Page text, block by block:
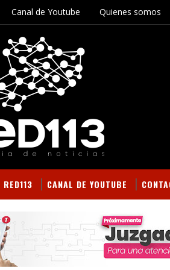
Canal de Youtube Quienes somos
RED113 CANAL DE YOUTUBE